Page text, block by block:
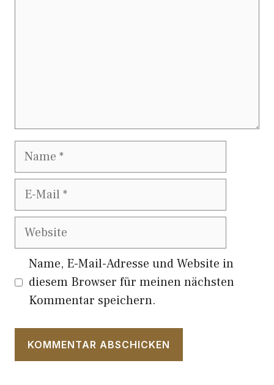
Name
E-
Website
Name, E-Mail-Adresse und Website in
diesem Browser für meinen nächsten
Kommentar speichern.